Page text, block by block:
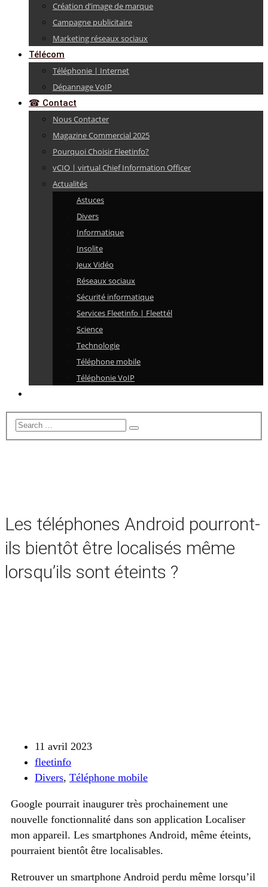
Création d’image de marque
Campagne publicitaire
Marketing réseaux sociaux
Télécom
Téléphonie | Internet
Dépannage VoIP
☎ Contact
Nous Contacter
Magazine Commercial 2025
Pourquoi Choisir Fleetinfo?
vCIO | virtual Chief Information Officer
Actualités
Astuces
Divers
Informatique
Insolite
Jeux Vidéo
Réseaux sociaux
Sécurité informatique
Services Fleetinfo | Fleettél
Science
Technologie
Téléphone mobile
Téléphonie VoIP
Les téléphones Android pourront-
ils bientôt être localisés même
lorsqu’ils sont éteints ?
11 avril 2023
fleetinfo
Divers, Téléphone mobile
Google pourrait inaugurer très prochainement une
nouvelle fonctionnalité dans son application Localiser
mon appareil. Les smartphones Android, même éteints,
pourraient bientôt être localisables.
Retrouver un smartphone Android perdu même lorsqu’il